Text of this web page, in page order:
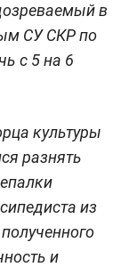
в
СУ СКР по
с 5 на 6
культуры
разнять
из
и